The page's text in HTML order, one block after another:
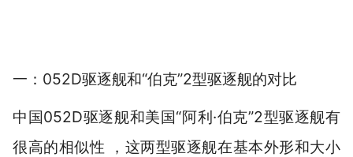
一：052D驱逐舰和“伯克”2型驱逐舰的对比
中国052D驱逐舰和美国“阿利·伯克”2型驱逐舰有
很高的相似性 ，这两型驱逐舰在基本外形和大小